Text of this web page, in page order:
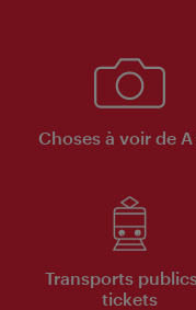
Choses à voir de A
Transports
tickets